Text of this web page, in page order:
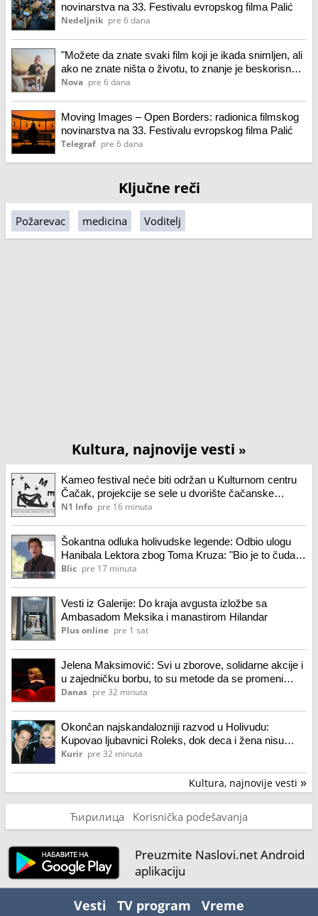
novinarstva na 33. Festivalu evropskog filma Palić
Nedeljnik pre 6 dana
"Možete da znate svaki film koji je ikada snimljen, ali
ako ne znate ništa o životu, to znanje je beskorisno":
Radionica filmskog novinarstva na Paliću
Nova pre 6 dana
Moving Images – Open Borders: radionica filmskog
novinarstva na 33. Festivalu evropskog filma Palić
Telegraf pre 6 dana
Ključne reči
Požarevac medicina Voditelj
Kultura, najnovije vesti »
Kameo festival neće biti održan u Kulturnom centru
Čačak, projekcije se sele u dvorište čačanske
Gimnazije
N1 Info pre 16 minuta
Šokantna odluka holivudske legende: Odbio ulogu
Hanibala Lektora zbog Toma Kruza: "Bio je to čudan
potez"
Blic pre 17 minuta
Vesti iz Galerije: Do kraja avgusta izložbe sa
Ambasadom Meksika i manastirom Hilandar
Plus online pre 1 sat
Jelena Maksimović: Svi u zborove, solidarne akcije i
u zajedničku borbu, to su metode da se promeni
sistem
Danas pre 32 minuta
Okončan najskandalozniji razvod u Holivudu:
Kupovao ljubavnici Roleks, dok deca i žena nisu
imali šta da jedu
Kurir pre 32 minuta
Kultura, najnovije vesti »
Ћирилица Korisnička podešavanja
Preuzmite Naslovi.net Android
aplikaciju
Vesti TV program Vreme